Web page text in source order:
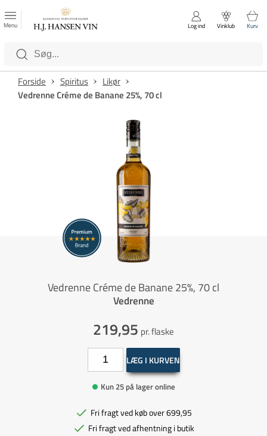
Luk
Kategorier
Menu Log ind Vinklub Kurv
Forside Spiritus
Likør
Vedrenne Créme de Banane 25%, 70 cl
Vedrenne Créme de Banane 25%, 70 cl
Vedrenne
219,95 pr. flaske
LÆG I KURVEN
Kun 25 på lager online
Fri fragt ved køb over 699,95
Fri fragt ved afhentning i butik